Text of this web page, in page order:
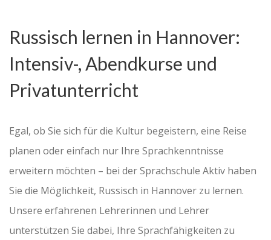
Russisch lernen in Hannover:
Intensiv-, Abendkurse und
Privatunterricht
Egal, ob Sie sich für die Kultur begeistern, eine Reise
planen oder einfach nur Ihre Sprachkenntnisse
erweitern möchten – bei der Sprachschule Aktiv haben
Sie die Möglichkeit, Russisch in Hannover zu lernen.
Unsere erfahrenen Lehrerinnen und Lehrer
unterstützen Sie dabei, Ihre Sprachfähigkeiten zu